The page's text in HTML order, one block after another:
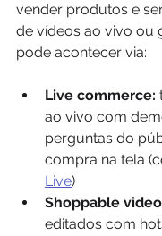
vender produtos e
de vídeos ao vivo ou
pode acontecer via:
Live commerce:
ao vivo com
perguntas do
compra na tela
Live)
Shoppable
editados com